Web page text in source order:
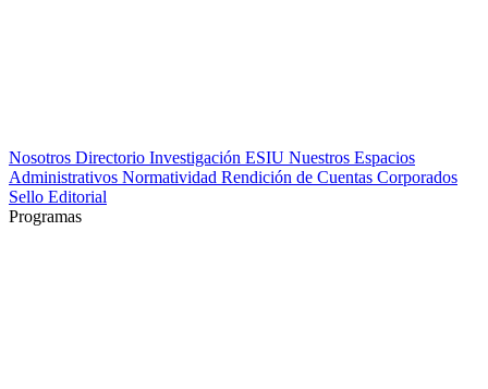
Nosotros Directorio Investigación ESIU Nuestros Espacios
Administrativos Normatividad Rendición de Cuentas Corporados
Sello Editorial
Programas